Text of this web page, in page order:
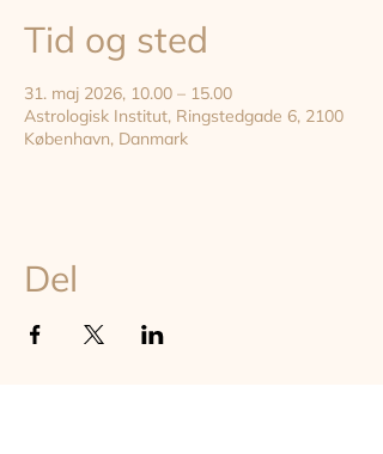
Tid og sted
31. maj 2026, 10.00 – 15.00
Astrologisk Institut, Ringstedgade 6, 2100
København, Danmark
Del